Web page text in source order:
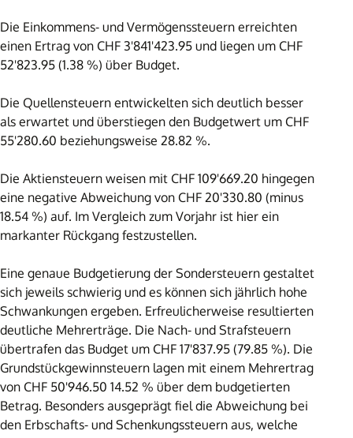
Die Einkommens- und Vermögenssteuern erreichten
einen Ertrag von CHF 3'841'423.95 und liegen um CHF
52'823.95 (1.38 %) über Budget.
Die Quellensteuern entwickelten sich deutlich besser
als erwartet und überstiegen den Budgetwert um CHF
55'280.60 beziehungsweise 28.82 %.
Die Aktiensteuern weisen mit CHF 109'669.20 hingegen
eine negative Abweichung von CHF 20'330.80 (minus
18.54 %) auf. Im Vergleich zum Vorjahr ist hier ein
markanter Rückgang festzustellen.
Eine genaue Budgetierung der Sondersteuern gestaltet
sich jeweils schwierig und es können sich jährlich hohe
Schwankungen ergeben. Erfreulicherweise resultierten
deutliche Mehrerträge. Die Nach- und Strafsteuern
übertrafen das Budget um CHF 17'837.95 (79.85 %). Die
Grundstückgewinnsteuern lagen mit einem Mehrertrag
von CHF 50'946.50 14.52 % über dem budgetierten
Betrag. Besonders ausgeprägt fiel die Abweichung bei
den Erbschafts- und Schenkungssteuern aus, welche